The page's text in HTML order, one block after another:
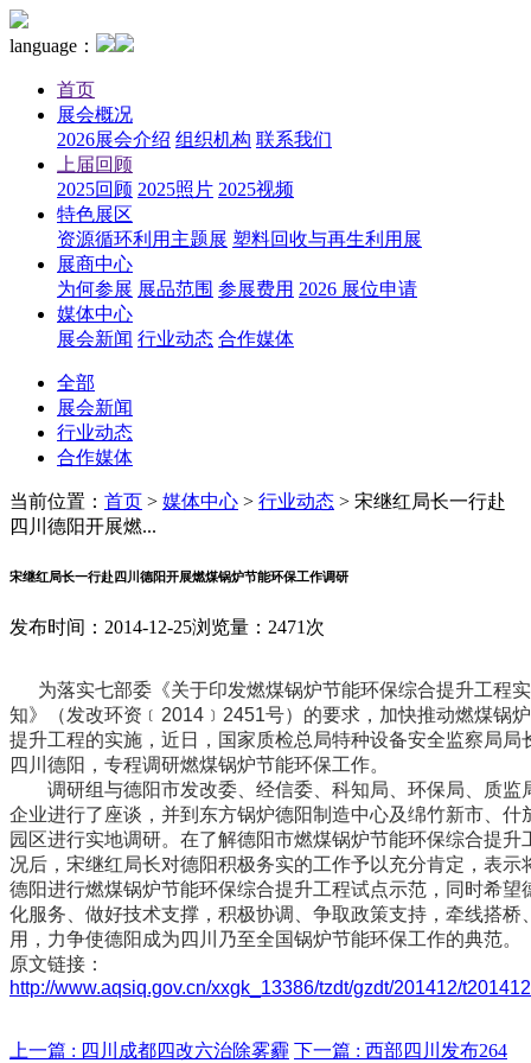
language：
首页
展会概况
2026展会介绍 组织机构 联系我们
上届回顾
2025回顾 2025照片 2025视频
特色展区
资源循环利用主题展 塑料回收与再生利用展
展商中心
为何参展 展品范围 参展费用 2026 展位申请
媒体中心
展会新闻 行业动态 合作媒体
全部
展会新闻
行业动态
合作媒体
当前位置： 首页 > 媒体中心 > 行业动态 > 宋继红局长一行赴
四川德阳开展燃...
宋继红局长一行赴四川德阳开展燃煤锅炉节能环保工作调研
发布时间：2014-12-25浏览量：2471次
为落实七部委《关于印发燃煤锅炉节能环保综合提升工程
知》（发改环资﹝2014﹞2451号）的要求，加快推动燃煤锅
提升工程的实施，近日，国家质检总局特种设备安全监察局局
四川德阳，专程调研燃煤锅炉节能环保工作。
调研组与德阳市发改委、经信委、科知局、环保局、质监
企业进行了座谈，并到东方锅炉德阳制造中心及绵竹新市、什
园区进行实地调研。在了解德阳市燃煤锅炉节能环保综合提升
况后，宋继红局长对德阳积极务实的工作予以充分肯定，表示
德阳进行燃煤锅炉节能环保综合提升工程试点示范，同时希望
化服务、做好技术支撑，积极协调、争取政策支持，牵线搭桥
用，力争使德阳成为四川乃至全国锅炉节能环保工作的典范。
原文链接：
http://www.aqsiq.gov.cn/xxgk_13386/tzdt/gzdt/201412/
上一篇 : 四川成都四改六治除雾霾 下一篇 : 西部四川发布264